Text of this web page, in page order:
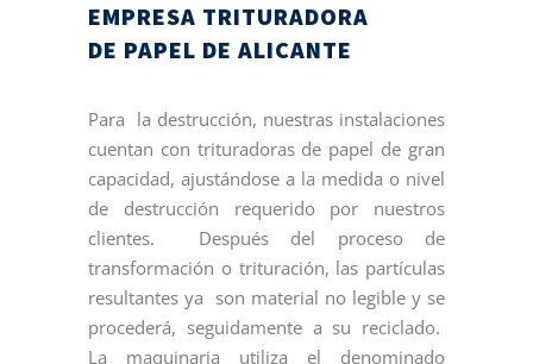
EMPRESA TRITURADORA
DE PAPEL DE ALICANTE
Para la destrucción, nuestras instalaciones
cuentan con trituradoras de papel de gran
capacidad, ajustándose a la medida o nivel
de destrucción requerido por nuestros
clientes. Después del proceso de
transformación o trituración, las partículas
resultantes ya son material no legible y se
procederá, seguidamente a su reciclado.
La maquinaria utiliza el denominado